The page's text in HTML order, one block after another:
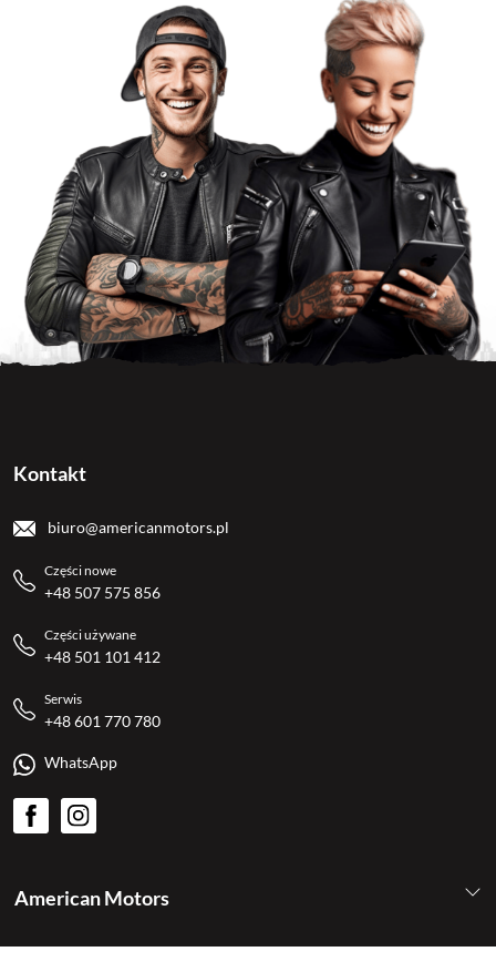
American Motors
Kontakt
biuro@americanmotors.pl
Części nowe
+48 507 575 856
Części używane
+48 501 101 412
Serwis
+48 601 770 780
WhatsApp